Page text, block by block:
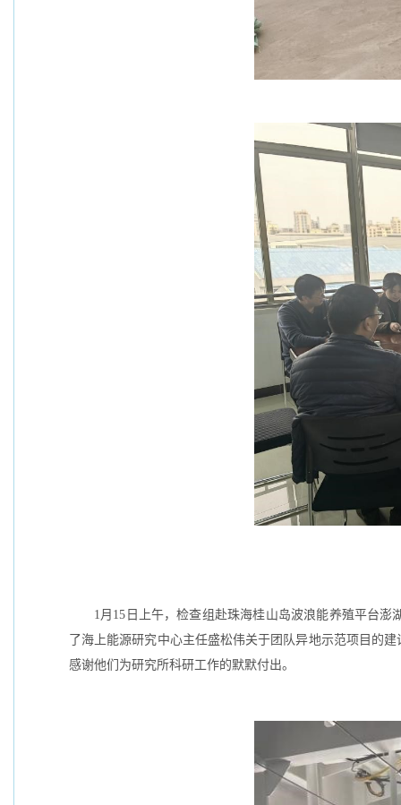
1月15日上午，检查组赴珠海桂山岛波浪能养殖平台澎
了海上能源研究中心主任盛松伟关于团队异地示范项目的
感谢他们为研究所科研工作的默默付出。